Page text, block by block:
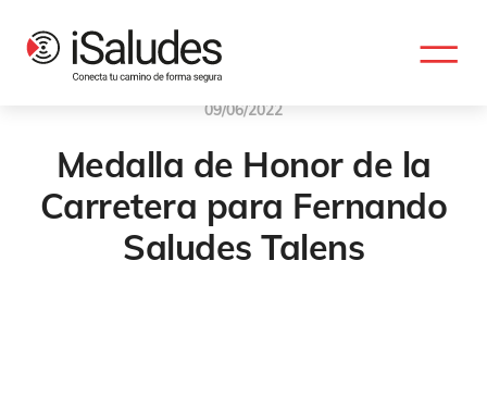
09/06/2022
Medalla de Honor de la
Carretera para Fernando
Saludes Talens